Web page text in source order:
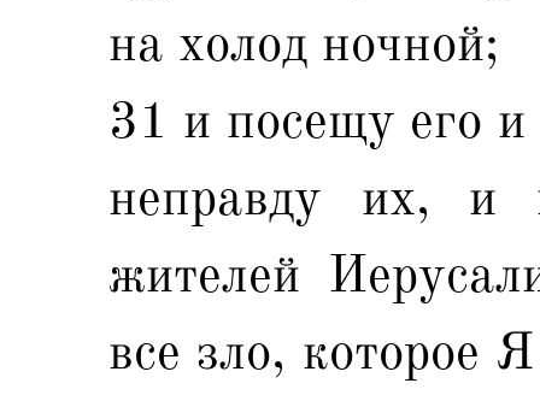
на холод ночной;
31 и посещу его и
неправду их,
жителей
все зло, которое